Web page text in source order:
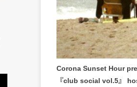
Corona Sunset Hour
『club social vol.5』